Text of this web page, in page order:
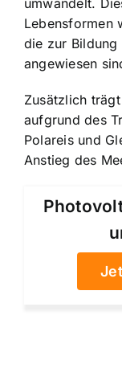
umwandelt.
Lebensformen
die zur Bildung
angewiesen
Zusätzlich
aufgrund des
Polareis und
Anstieg des